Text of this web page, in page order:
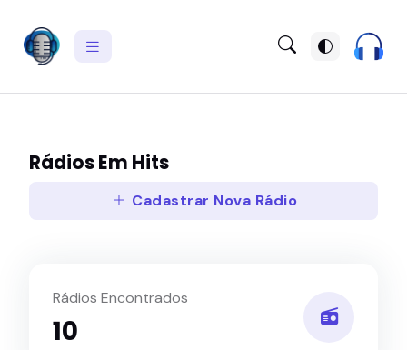
Rádios Em Hits
Cadastrar Nova Rádio
Rádios Encontrados
10